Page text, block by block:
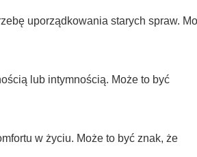
uporządkowania starych spraw.
lub intymnością. Może to być
w życiu. Może to być znak, że